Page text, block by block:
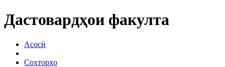
Дастовардҳои факулта
Асосӣ
Сохторҳо